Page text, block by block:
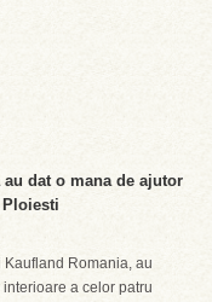
dat o mana de ajutor
Romania, au
a celor patru